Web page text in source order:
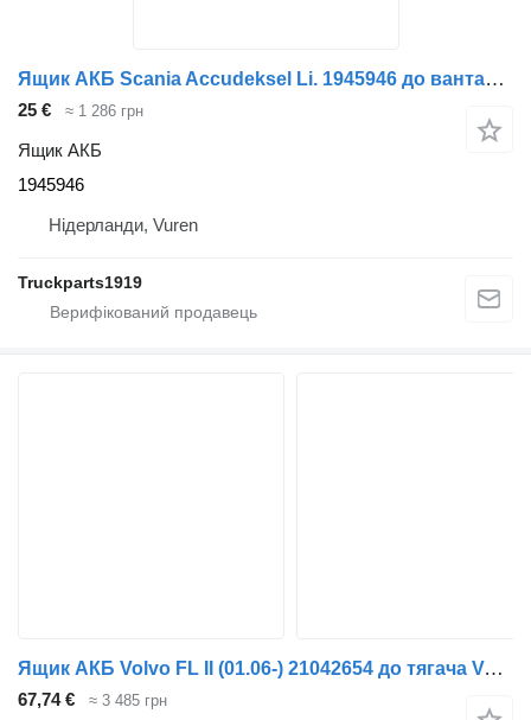
Ящик АКБ Scania Accudeksel Li. 1945946 до вантажівки
25 € ≈ 1 286 грн
Ящик АКБ
1945946
Нідерланди, Vuren
Truckparts1919
Ящик АКБ Volvo FL II (01.06-) 21042654 до тягача Volvo FL, FE (2005-2014)
67,74 € ≈ 3 485 грн